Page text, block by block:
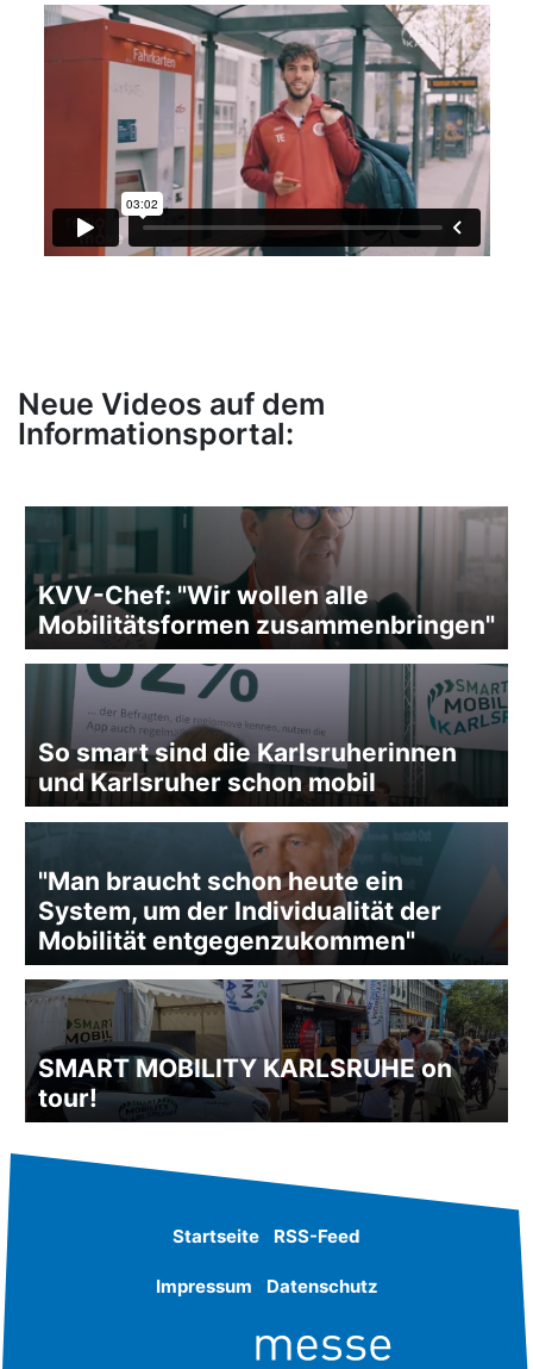
Neue Videos auf dem
Informationsportal:
KVV-Chef: "Wir wollen alle
Mobilitätsformen zusammenbringen"
So smart sind die Karlsruherinnen
und Karlsruher schon mobil
"Man braucht schon heute ein
System, um der Individualität der
Mobilität entgegenzukommen"
SMART MOBILITY KARLSRUHE on
tour!
Startseite RSS-Feed
Impressum Datenschutz